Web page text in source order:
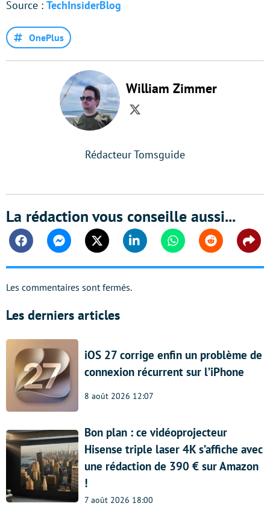
Source : TechInsiderBlog
OnePlus
William Zimmer
Twitter
Rédacteur Tomsguide
La rédaction vous conseille aussi...
FacebookMessengerTwitter Linkedin WhatsappReddit
Les commentaires sont fermés.
Les derniers articles
iOS 27 corrige enfin un problème de
connexion récurrent sur l’iPhone
8 août 2026 12:07
Bon plan : ce vidéoprojecteur
Hisense triple laser 4K s’affiche avec
une rédaction de 390 € sur Amazon
!
7 août 2026 18:00